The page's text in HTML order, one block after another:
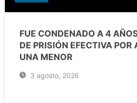
FUE CONDENADO A 4
DE PRISIÓN EFECTIVA POR
UNA MENOR
3 agosto, 2026